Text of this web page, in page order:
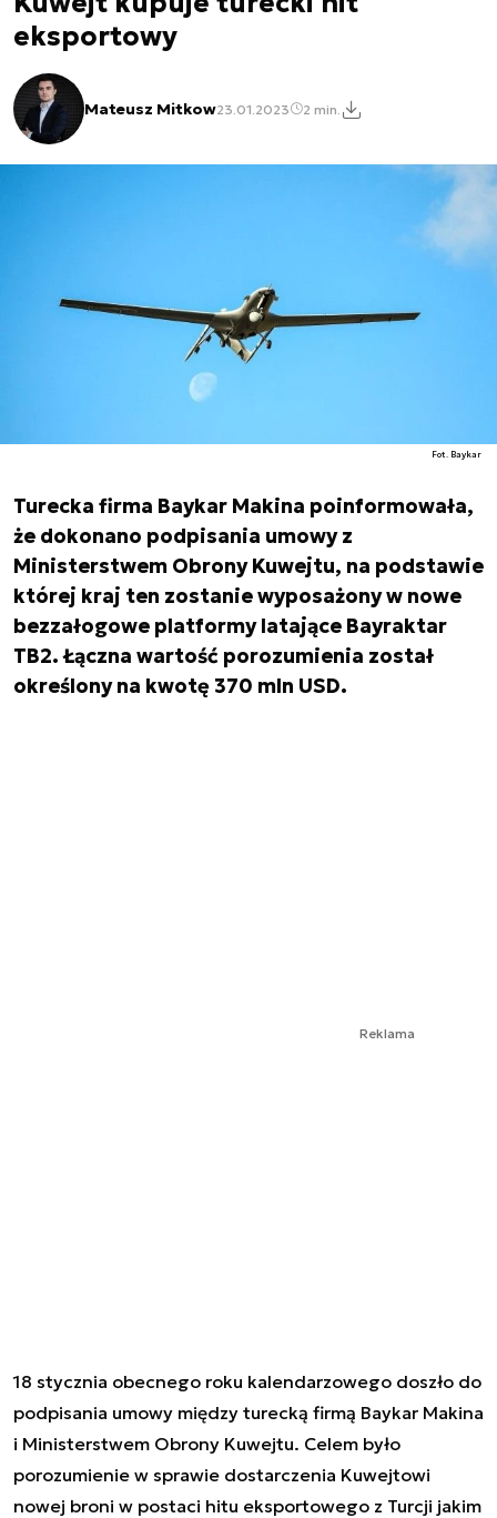
eksportowy
Mateusz Mitkow23.01.2023 2 min.
Fot. Baykar
Turecka firma Baykar Makina poinformowała,
że dokonano podpisania umowy z
Ministerstwem Obrony Kuwejtu, na podstawie
której kraj ten zostanie wyposażony w nowe
bezzałogowe platformy latające Bayraktar
TB2. Łączna wartość porozumienia został
określony na kwotę 370 mln USD.
Reklama
18 stycznia obecnego roku kalendarzowego doszło do
podpisania umowy między turecką firmą Baykar Makina
i Ministerstwem Obrony Kuwejtu. Celem było
porozumienie w sprawie dostarczenia Kuwejtowi
nowej broni w postaci hitu eksportowego z Turcji jakim